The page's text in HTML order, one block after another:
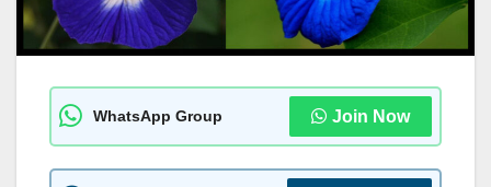
WhatsApp Group Join Now